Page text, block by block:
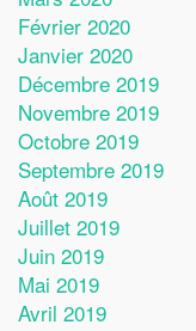
Février 2020
Janvier 2020
Décembre 2019
Novembre 2019
Octobre 2019
Septembre 2019
Août 2019
Juillet 2019
Juin 2019
Mai 2019
Avril 2019